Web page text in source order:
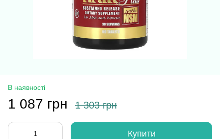
В наявності
1 087 грн 1 303 грн
Купити